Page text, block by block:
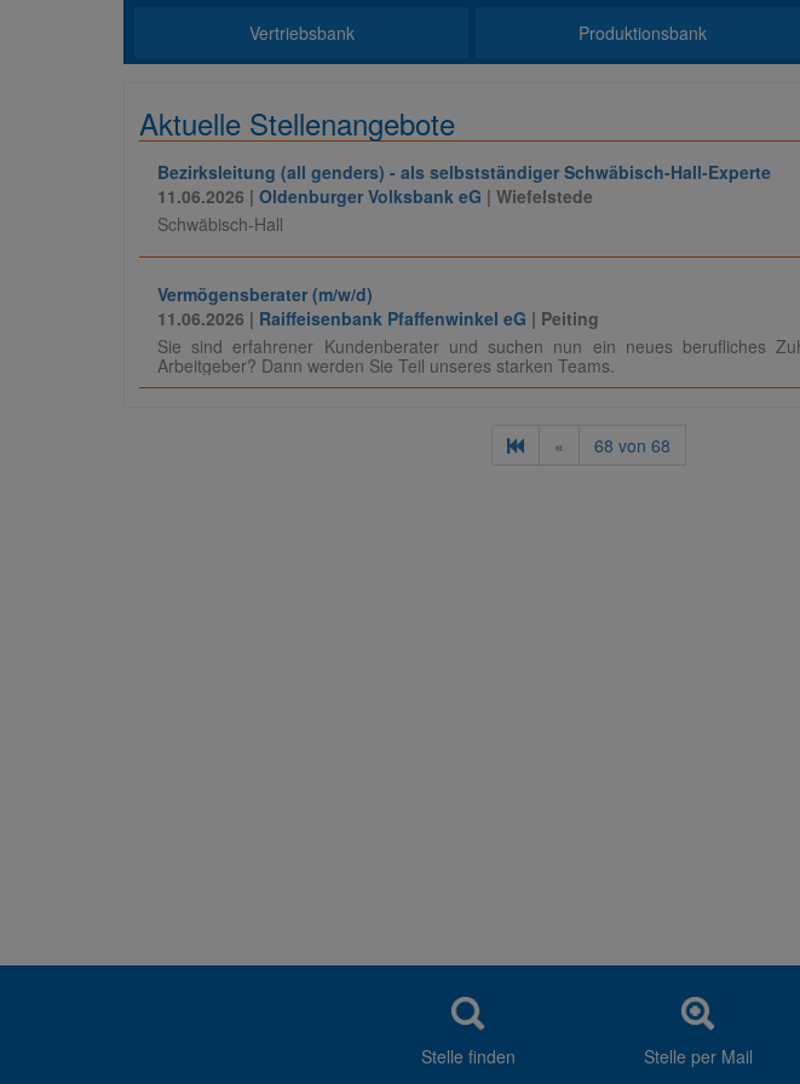
Vertriebsbank Produktionsbank
Aktuelle Stellenangebote
Bezirksleitung (all genders) - als selbstständiger Schwäbisch-Hall-Experte
11.06.2026 | Oldenburger Volksbank eG | Wiefelstede
Schwäbisch-Hall
Vermögensberater (m/w/d)
11.06.2026 | Raiffeisenbank Pfaffenwinkel eG | Peiting
Sie sind erfahrener Kundenberater und suchen nun ein neues berufliches
Arbeitgeber? Dann werden Sie Teil unseres starken Teams.
« 68 von 68
Stelle finden Stelle per Mail